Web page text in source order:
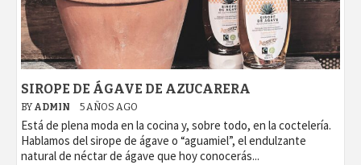
SIROPE DE ÁGAVE DE AZUCARERA
BY ADMIN 5 AÑOS AGO
Está de plena moda en la cocina y, sobre todo, en la coctelería.
Hablamos del sirope de ágave o “aguamiel”, el endulzante
natural de néctar de ágave que hoy conocerás...